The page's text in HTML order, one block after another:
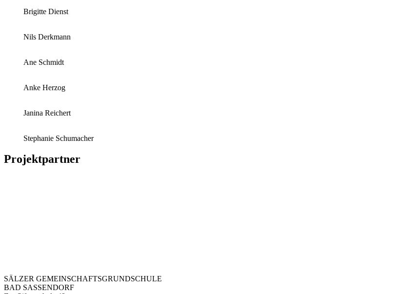
Brigitte Dienst
Nils Derkmann
Ane Schmidt
Anke Herzog
Janina Reichert
Stephanie Schumacher
Projektpartner
SÄLZER GEMEINSCHAFTSGRUNDSCHULE
BAD SASSENDORF